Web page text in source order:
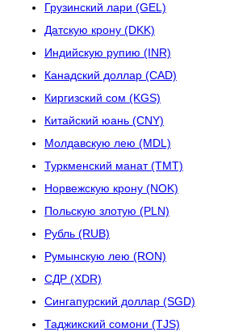
Грузинский лари (GEL)
Датскую крону (DKK)
Индийскую рупию (INR)
Канадский доллар (CAD)
Киргизский сом (KGS)
Китайский юань (CNY)
Молдавскую лею (MDL)
Туркменский манат (TMT)
Норвежскую крону (NOK)
Польскую злотую (PLN)
Рубль (RUB)
Румынскую лею (RON)
СДР (XDR)
Сингапурский доллар (SGD)
Таджикский сомони (TJS)